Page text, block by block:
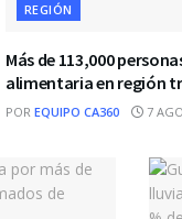
REGIÓN
Más de 113,000
alimentaria en región
POR EQUIPO CA360 7